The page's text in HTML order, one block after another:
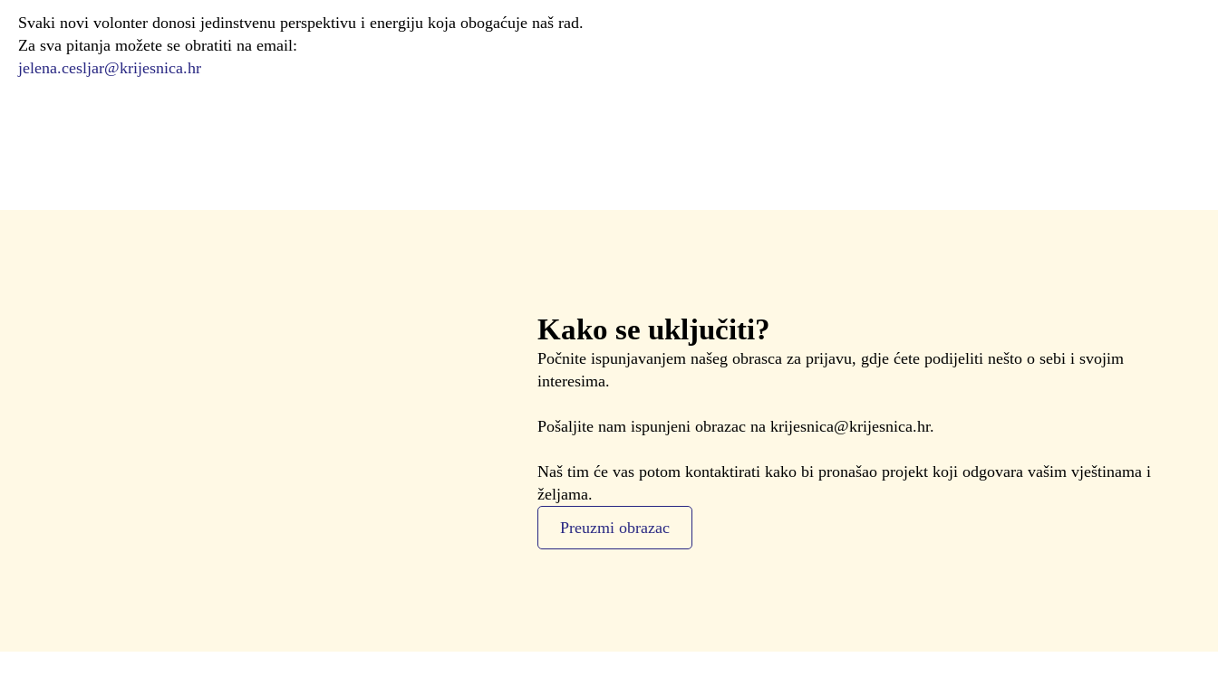
Svaki novi volonter donosi jedinstvenu perspektivu i energiju koja obogaćuje naš rad.
Za sva pitanja možete se obratiti na email:
jelena.cesljar@krijesnica.hr
Kako se uključiti?
Počnite ispunjavanjem našeg obrasca za prijavu, gdje ćete podijeliti nešto o sebi i svojim
interesima.
Pošaljite nam ispunjeni obrazac na krijesnica@krijesnica.hr.
Naš tim će vas potom kontaktirati kako bi pronašao projekt koji odgovara vašim vještinama i
željama.
Preuzmi obrazac